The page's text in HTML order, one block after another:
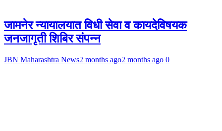
जामनेर न्यायालयात विधी सेवा व कायदेविषयक
जनजागृती शिबिर संपन्न
JBN Maharashtra News2 months ago2 months ago 0